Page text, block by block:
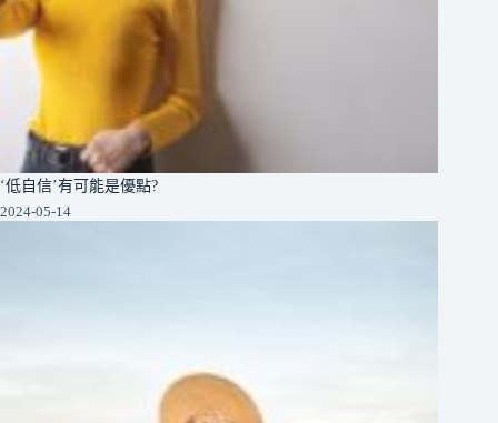
‘低自信’有可能是優點?
2024-05-14